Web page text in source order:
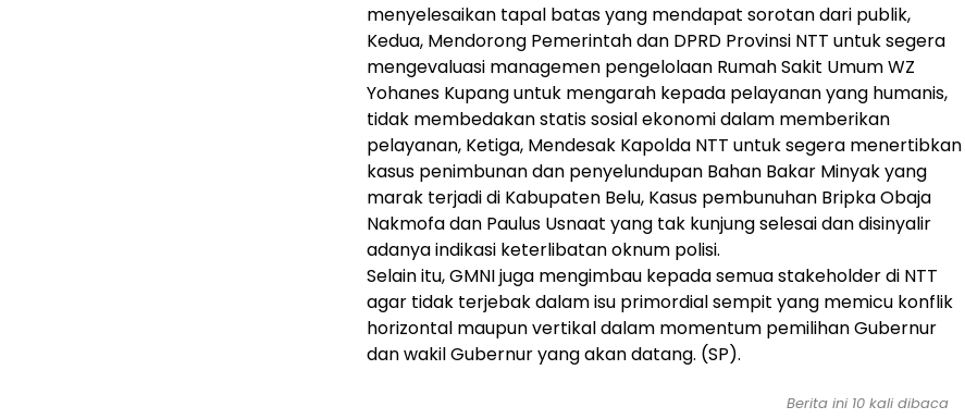
menyelesaikan tapal batas yang mendapat sorotan dari publik,
Kedua, Mendorong Pemerintah dan DPRD Provinsi NTT untuk segera
mengevaluasi managemen pengelolaan Rumah Sakit Umum WZ
Yohanes Kupang untuk mengarah kepada pelayanan yang humanis,
tidak membedakan statis sosial ekonomi dalam memberikan
pelayanan, Ketiga, Mendesak Kapolda NTT untuk segera menertibkan
kasus penimbunan dan penyelundupan Bahan Bakar Minyak yang
marak terjadi di Kabupaten Belu, Kasus pembunuhan Bripka Obaja
Nakmofa dan Paulus Usnaat yang tak kunjung selesai dan disinyalir
adanya indikasi keterlibatan oknum polisi.
Selain itu, GMNI juga mengimbau kepada semua stakeholder di NTT
agar tidak terjebak dalam isu primordial sempit yang memicu konflik
horizontal maupun vertikal dalam momentum pemilihan Gubernur
dan wakil Gubernur yang akan datang. (SP).
Berita ini 10 kali dibaca